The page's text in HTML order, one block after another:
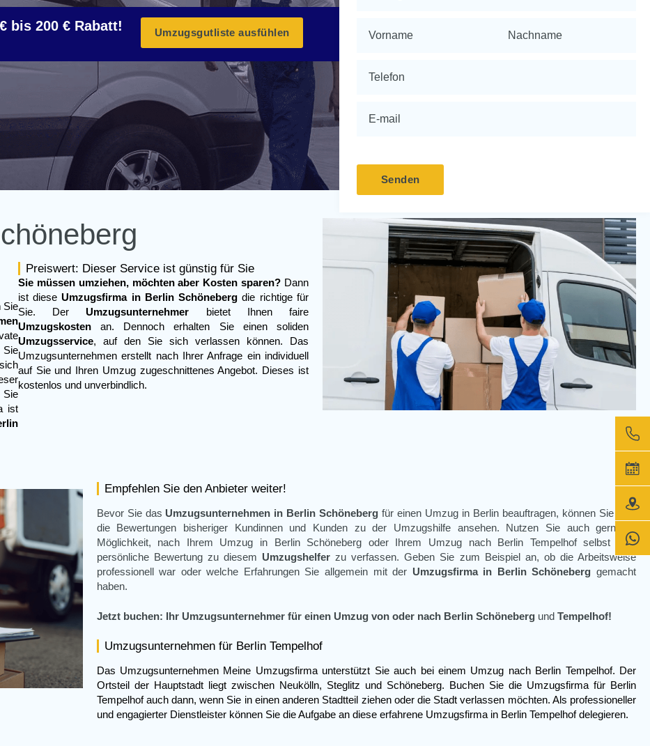
bis 200 € Rabatt!
Umzugsgutliste ausfühlen
Sie
Sie
Sie
ist
Preiswert: Dieser Service ist günstig für Sie
Sie müssen umziehen, möchten aber Kosten sparen? Dann
ist dieseUmzugsfirma in Berlin Schöneberg die richtige für
Sie. DerUmzugsunternehmer bietet Ihnen faire
Umzugskostenan. Dennoch erhalten Sie einen soliden
Umzugsservice, auf den Sie sich verlassen können. Das
Umzugsunternehmen erstellt nach Ihrer Anfrage ein individuell
auf Sie und Ihren Umzug zugeschnittenes Angebot. Dieses ist
kostenlos und unverbindlich.
Empfehlen Sie den Anbieter weiter!
Bevor Sie das Umzugsunternehmen in Berlin Schöneberg für einen Umzug in Berlin beauftragen, können Sie sich
die Bewertungen bisheriger Kundinnen und Kunden zu der Umzugshilfe ansehen. Nutzen Sie auch gern die
Möglichkeit, nach Ihrem Umzug in Berlin Schöneberg oder Ihrem Umzug nach Berlin Tempelhofselbst eine
persönliche Bewertung zu diesem Umzugshelfer zu verfassen. Geben Sie zum Beispiel an, ob die Arbeitsweise
professionell war oder welche Erfahrungen Sie allgemein mit der Umzugsfirma in Berlin Schöneberg gemacht
haben.
Jetzt buchen: Ihr Umzugsunternehmer für einen Umzug von oder nach Berlin Schöneberg und Tempelhof!
Umzugsunternehmen für Berlin Tempelhof
Das Umzugsunternehmen Meine Umzugsfirma unterstützt Sie auch bei einem Umzug nach Berlin Tempelhof. Der
Ortsteil der Hauptstadt liegt zwischen Neukölln, Steglitz und Schöneberg. Buchen Sie die Umzugsfirma für Berlin
Tempelhofauch dann, wenn Sie in einen anderen Stadtteil ziehen oder die Stadt verlassen möchten. Als professioneller
und engagierter Dienstleister können Sie die Aufgabe an diese erfahrene Umzugsfirma in Berlin Tempelhofdelegieren.